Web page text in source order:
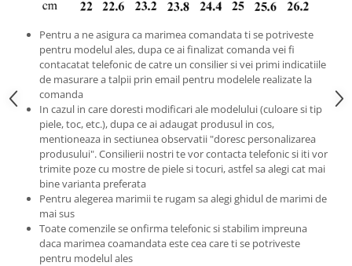
Pentru a ne asigura ca marimea comandata ti se potriveste
pentru modelul ales, dupa ce ai finalizat comanda vei fi
contacatat telefonic de catre un consilier si vei primi indicatiile
de masurare a talpii prin email pentru modelele realizate la
comanda
In cazul in care doresti modificari ale modelului (culoare si tip
piele, toc, etc.), dupa ce ai adaugat produsul in cos,
mentioneaza in sectiunea observatii "doresc personalizarea
produsului". Consilierii nostri te vor contacta telefonic si iti vor
trimite poze cu mostre de piele si tocuri, astfel sa alegi cat mai
bine varianta preferata
Pentru alegerea marimii te rugam sa alegi ghidul de marimi de
mai sus
Toate comenzile se onfirma telefonic si stabilim impreuna
daca marimea coamandata este cea care ti se potriveste
pentru modelul ales